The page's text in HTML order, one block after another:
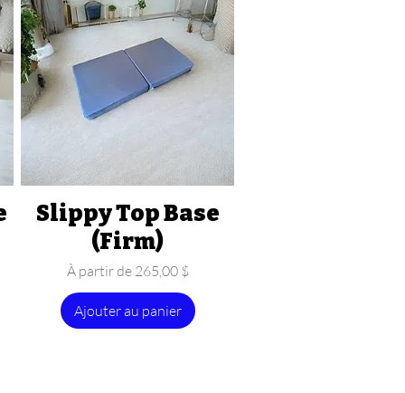
Aperçu rapide
Slippy Top Base
(Firm)
À partir de 265,00 $
Prix promotionnel
Ajouter au panier